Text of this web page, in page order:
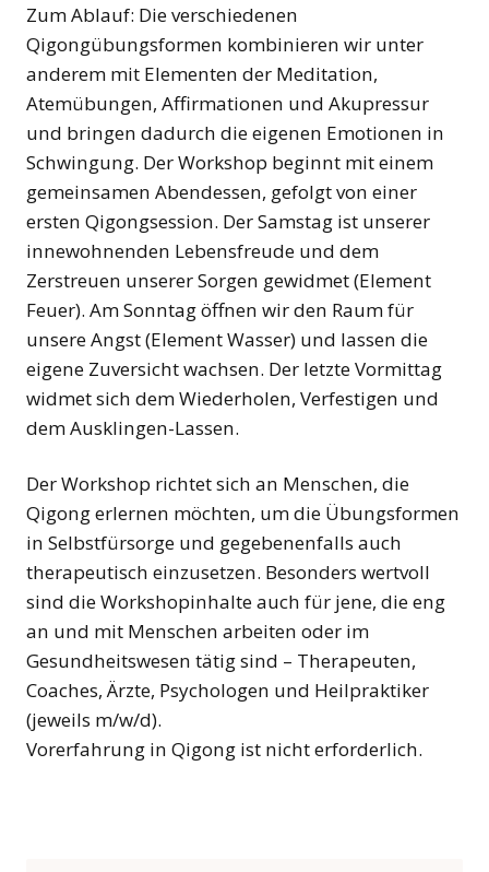
Zum Ablauf: Die verschiedenen
Qigongübungsformen kombinieren wir unter
anderem mit Elementen der Meditation,
Atemübungen, Affirmationen und Akupressur
und bringen dadurch die eigenen Emotionen in
Schwingung. Der Workshop beginnt mit einem
gemeinsamen Abendessen, gefolgt von einer
ersten Qigongsession. Der Samstag ist unserer
innewohnenden Lebensfreude und dem
Zerstreuen unserer Sorgen gewidmet (Element
Feuer). Am Sonntag öffnen wir den Raum für
unsere Angst (Element Wasser) und lassen die
eigene Zuversicht wachsen. Der letzte Vormittag
widmet sich dem Wiederholen, Verfestigen und
dem Ausklingen-Lassen.
Der Workshop richtet sich an Menschen, die
Qigong erlernen möchten, um die Übungsformen
in Selbstfürsorge und gegebenenfalls auch
therapeutisch einzusetzen. Besonders wertvoll
sind die Workshopinhalte auch für jene, die eng
an und mit Menschen arbeiten oder im
Gesundheitswesen tätig sind – Therapeuten,
Coaches, Ärzte, Psychologen und Heilpraktiker
(jeweils m/w/d).
Vorerfahrung in Qigong ist nicht erforderlich.